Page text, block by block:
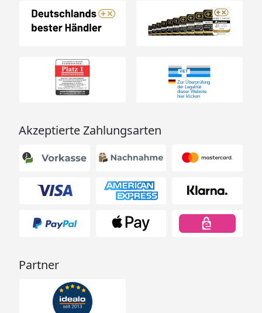
Akzeptierte Zahlungsarten
Partner